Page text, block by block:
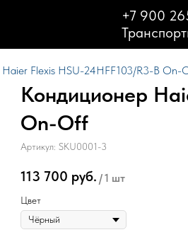
+7 900
Haier Flexis HSU-24HFF103/R3-B On-
Кондиционер
On-Off
Артикул: SKU0001-3
113 700 руб. /1 шт
Цвет